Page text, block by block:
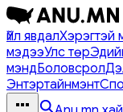
Үйл явдалХэрэгтэй
мэдээУлс төр
мэндБоловсрол
Энтэртайнмэнт